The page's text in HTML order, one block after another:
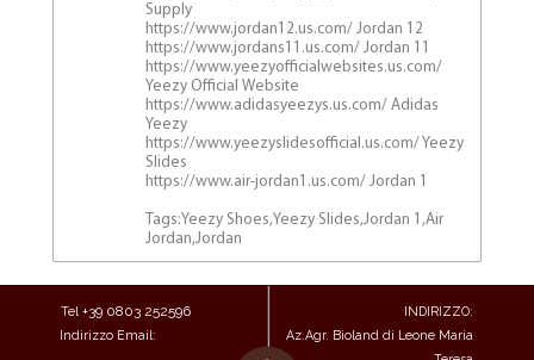
Supply
https://www.jordan12.us.com/ Jordan 12
https://www.jordans11.us.com/ Jordan 11
https://www.yeezyofficialwebsites.us.com/
Yeezy Official Website
https://www.adidasyeezys.us.com/ Adidas
Yeezy
https://www.yeezyslidesofficial.us.com/ Yeezy
Slides
https://www.air-jordan1.us.com/ Jordan 1
Tags:Yeezy Shoes,Yeezy Slides,Jordan 1,Air
Jordan,Jordan
Tel +39 0803 252596
INDIRIZZO:
Az.Agr. Bioland di Leone Maria
Indirizzo Email: